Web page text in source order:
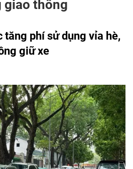
giao thông
tăng phí sử dụng vỉa hè,
giữ xe